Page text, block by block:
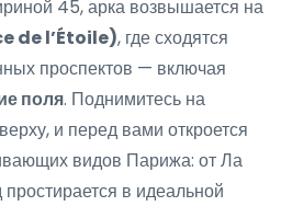
45, арка возвышается на
de l’Étoile), где сходятся
проспектов — включая
поля. Поднимитесь на
и перед вами откроется
видов Парижа: от Ла
в идеальной